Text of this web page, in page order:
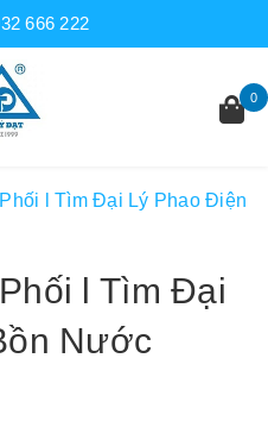
666 222
0
l Tìm Đại Lý Phao Điện
l Tìm Đại
Nước